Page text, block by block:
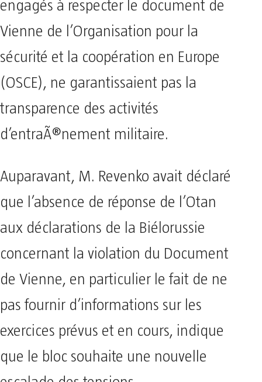
engagés à respecter le document de
Vienne de l’Organisation pour la
sécurité et la coopération en Europe
(OSCE), ne garantissaient pas la
transparence des activités
d’entraÃ®nement militaire.
Auparavant, M. Revenko avait déclaré
que l’absence de réponse de l’Otan
aux déclarations de la Biélorussie
concernant la violation du Document
de Vienne, en particulier le fait de ne
pas fournir d’informations sur les
exercices prévus et en cours, indique
que le bloc souhaite une nouvelle